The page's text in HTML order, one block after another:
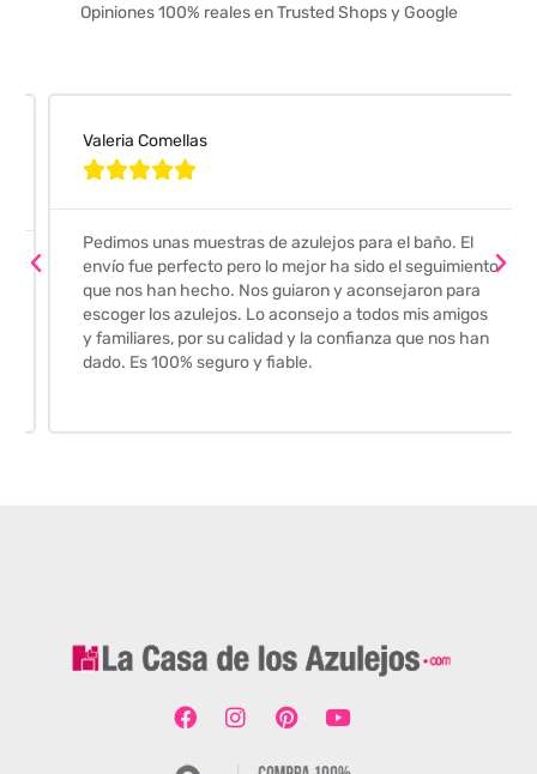
Opiniones 100% reales en Trusted Shops y Google
Valeria Comellas

Pedimos unas muestras de azulejos para el baño. El
envío fue perfecto pero lo mejor ha sido el seguimiento
que nos han hecho. Nos guiaron y aconsejaron para
escoger los azulejos. Lo aconsejo a todos mis amigos
y familiares, por su calidad y la confianza que nos han
dado. Es 100% seguro y fiable.